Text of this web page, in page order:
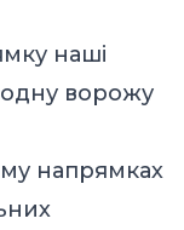
наші
ворожу
напрямках